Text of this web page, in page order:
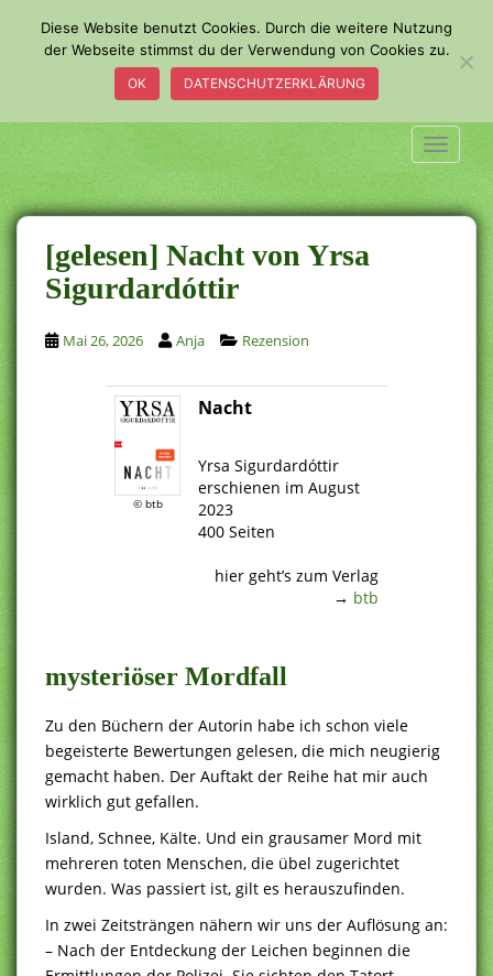
o
m
a
i
n
c
o
n
t
e
n
t
[gelesen] Nacht von Yrsa
Sigurdardóttir
Mai 26, 2026 Anja Rezension
© btb
Nacht
Yrsa Sigurdardóttir
erschienen im August
2023
400 Seiten
hier geht’s zum Verlag
→ btb
mysteriöser Mordfall
Zu den Büchern der Autorin habe ich schon viele
begeisterte Bewertungen gelesen, die mich neugierig
gemacht haben. Der Auftakt der Reihe hat mir auch
wirklich gut gefallen.
Island, Schnee, Kälte. Und ein grausamer Mord mit
mehreren toten Menschen, die übel zugerichtet
wurden. Was passiert ist, gilt es herauszufinden.
In zwei Zeitsträngen nähern wir uns der Auflösung an:
– Nach der Entdeckung der Leichen beginnen die
Diese Website benutzt Cookies. Durch die weitere Nutzung
der Webseite stimmst du der Verwendung von Cookies zu.
OK DATENSCHUTZERKLÄRUNG